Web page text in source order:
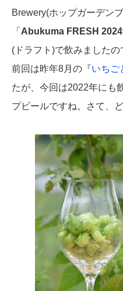
Brewery(ホップガーデン
「 Abukuma FRESH
(ドラフト)で飲みましたの
前回は昨年8月の『いちご
たが、今回は2022年にも
プビールですね。さて、